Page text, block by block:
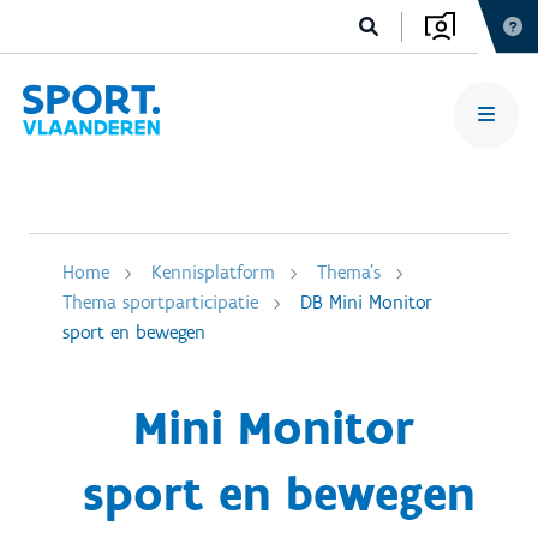
Home Kennisplatform
Thema's
Thema sportparticipatie
DB Mini Monitor
sport en bewegen
Mini Monitor
sport en bewegen